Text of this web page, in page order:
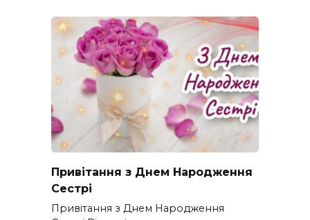
Привітання з Днем Народження
Сестрі
Привітання з Днем Народження